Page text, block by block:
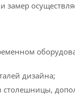
дизайна;